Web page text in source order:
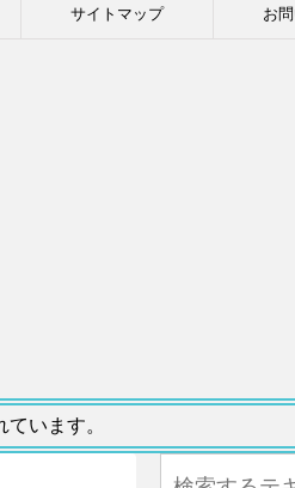
サイトマップ お
います。